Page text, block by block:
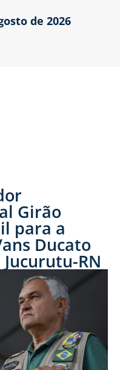
de 2026
Girão
para a
Ducato
RN